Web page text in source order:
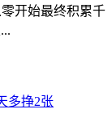
开始最终积累千